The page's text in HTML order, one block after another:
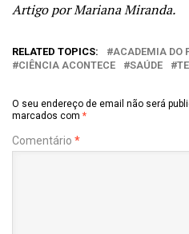
Artigo por Mariana Miranda.
RELATED TOPICS: ACADEMIA DO
CIÊNCIA ACONTECE
SAÚDE
O seu endereço de email não será
marcados com *
Comentário *